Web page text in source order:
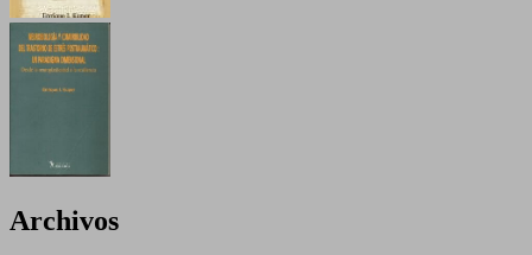
Archivos